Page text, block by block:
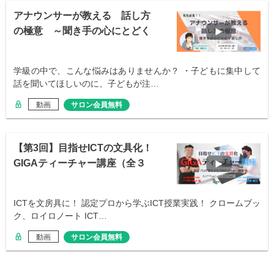
アナウンサーが教える 話し方
の極意 ～聞き手の心にとどく
学級の中で、こんな悩みはありませんか？ ・子どもに集中して
話を聞いてほしいのに、子どもが注…
動画 サロン会員無料
【第3回】目指せICTの文具化！
GIGAティーチャー講座（全３
ICTを文房具に！ 認定プロから学ぶICT授業実践！ クロームブッ
ク、ロイロノート ICT…
動画 サロン会員無料